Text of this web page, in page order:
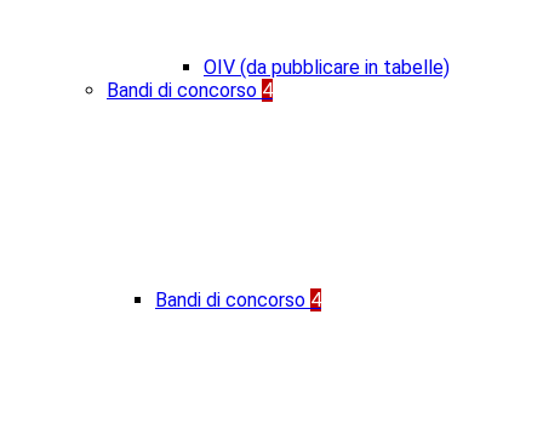
OIV (da pubblicare in tabelle)
Bandi di concorso 4
Bandi di concorso 4